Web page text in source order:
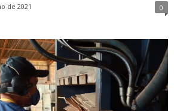
de 2021 0